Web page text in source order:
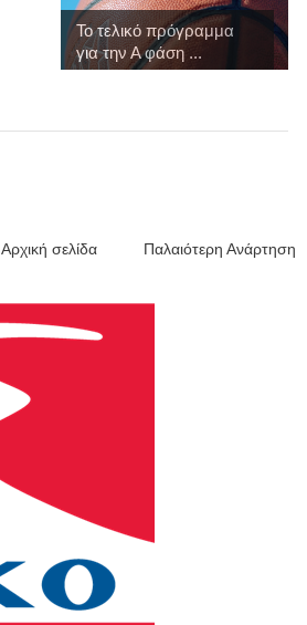
Το τελικό πρόγραμμα
για την Α φάση ...
Παλαιότερη Ανάρτηση
Αρχική σελίδα